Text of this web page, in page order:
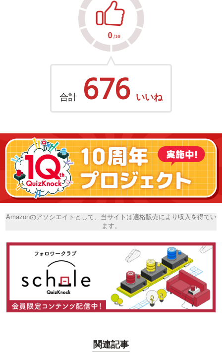
合計 676 いいね
Amazonのアソシエイトとして、当サイトは適格販売により収入を得てい
ます。
関連記事